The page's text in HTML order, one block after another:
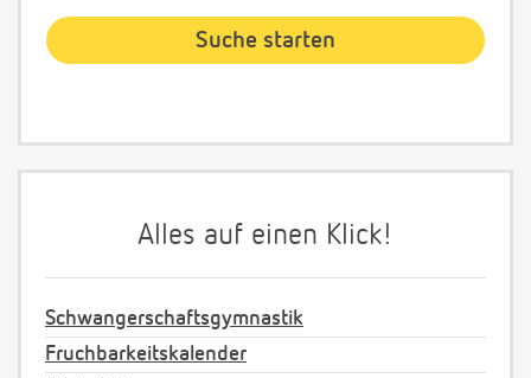
Alles auf einen Klick!
Schwangerschaftsgymnastik
Fruchbarkeitskalender